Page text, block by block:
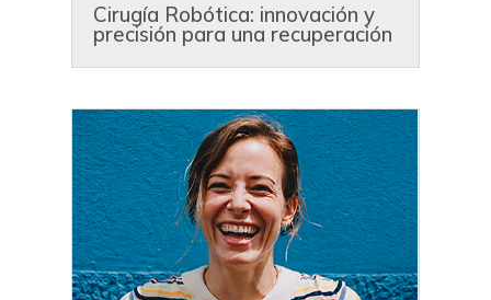
Cirugía Robótica: innovación y
precisión para una recuperación
más rápida